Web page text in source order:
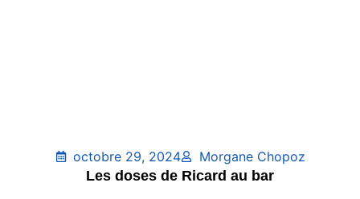
octobre 29, 2024
Morgane Chopoz
Les doses de Ricard au bar